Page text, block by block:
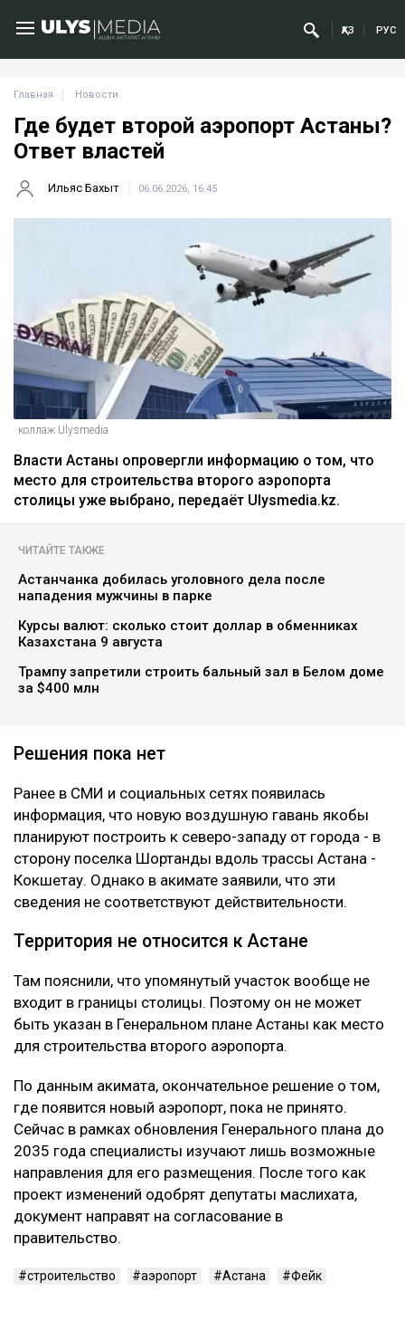
ҚАЗ РУС
Главная Новости
Где будет второй аэропорт Астаны?
Ответ властей
Ильяс Бахыт 06.06.2026, 16:45
коллаж Ulysmedia
Власти Астаны опровергли информацию о том, что
место для строительства второго аэропорта
столицы уже выбрано, передаёт Ulysmedia.kz.
ЧИТАЙТЕ ТАКЖЕ
Астанчанка добилась уголовного дела после
нападения мужчины в парке
Курсы валют: сколько стоит доллар в обменниках
Казахстана 9 августа
Трампу запретили строить бальный зал в Белом доме
за $400 млн
Решения пока нет
Ранее в СМИ и социальных сетях появилась
информация, что новую воздушную гавань якобы
планируют построить к северо-западу от города - в
сторону поселка Шортанды вдоль трассы Астана -
Кокшетау. Однако в акимате заявили, что эти
сведения не соответствуют действительности.
Территория не относится к Астане
Там пояснили, что упомянутый участок вообще не
входит в границы столицы. Поэтому он не может
быть указан в Генеральном плане Астаны как место
для строительства второго аэропорта.
По данным акимата, окончательное решение о том,
где появится новый аэропорт, пока не принято.
Сейчас в рамках обновления Генерального плана до
2035 года специалисты изучают лишь возможные
направления для его размещения. После того как
проект изменений одобрят депутаты маслихата,
документ направят на согласование в
правительство.
строительство аэропорт Астана Фейк